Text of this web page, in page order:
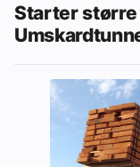
Starter